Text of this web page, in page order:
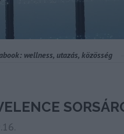
wellness, utazás, közösség